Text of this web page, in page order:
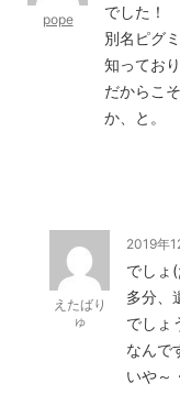
pope
でした！
別名ピグ
知ってお
だからこ
か、と。
えたばり
ゅ
2019年
でしょ
多分、
でしょ
なんで
いや～